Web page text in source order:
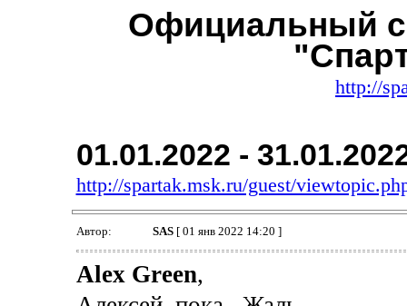
Официальный
http://
01.01.2022 -
http://spartak.msk.ru/guest/
Автор: SAS[ 01 янв 2022 14:20 ]
Alex Green,